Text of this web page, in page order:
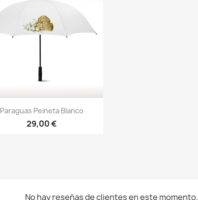
Vista rápida
Paraguas Peineta Blanco
29,00 €
No hay reseñas de clientes en este momento.